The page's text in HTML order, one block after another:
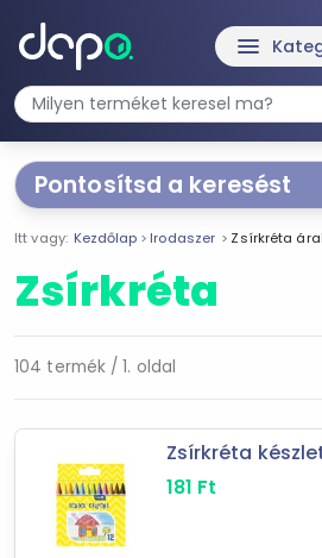
menu
Pontosítsd a keresést
Segítünk a keresésben!
Válaszd ki a jellemzőketTe
145 Ft
-
Itt vagy: Kezdőlap Irodaszer Zsírkréta
Zsírkréta
104 termék / 1. oldal
Zsírkréta
181 Ft